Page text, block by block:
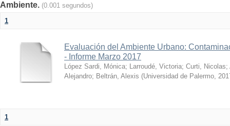
Ambiente. (0.001 segundos)
1
Evaluación del Ambiente Urbano:
- Informe Marzo 2017
López Sardi, Mónica; Larroudé, Victoria; Curti, Nicolas;
Alejandro; Beltrán, Alexis (Universidad de Palermo,
1